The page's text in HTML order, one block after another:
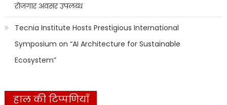
रोजगार अवसर उपलब्ध
Tecnia Institute Hosts Prestigious International
Symposium on “AI Architecture for Sustainable
Ecosystem”
हाल की टिप्पणियाँ